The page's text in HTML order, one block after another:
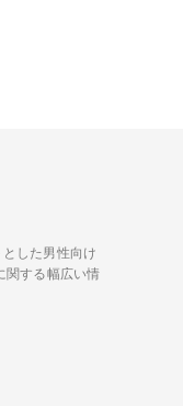
した男性向け
関する幅広い情